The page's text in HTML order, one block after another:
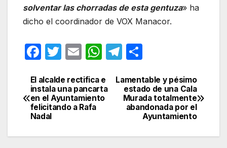
solventar las chorradas de esta gentuza» ha
dicho el coordinador de VOX Manacor.
F
c
e
b
o
T
itt
er
E
ail
W
at
s
p
T
e
gr
a
m
m
p
ar
tir
Navegación
de
Lamentable y pésimo
estado de una Cala
Murada totalmente
abandonada por el
Ayuntamiento
El alcalde rectifica e
instala una pancarta
en el Ayuntamiento
felicitando a Rafa
Nadal